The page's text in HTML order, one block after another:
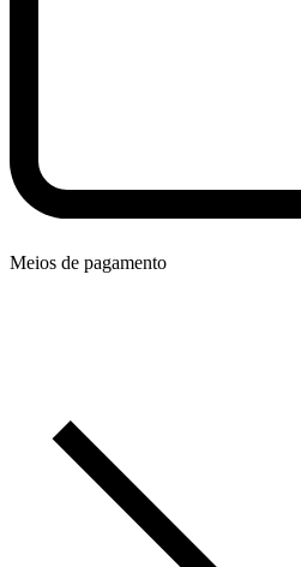
Meios de pagamento